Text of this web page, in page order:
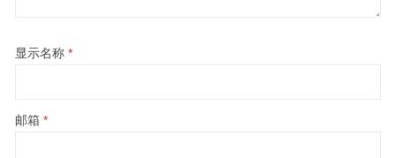
显示名称 *
邮箱 *